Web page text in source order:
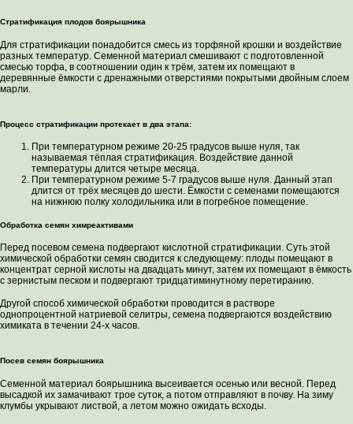
Стратификация плодов боярышника
Для стратификации понадобится смесь из торфяной крошки и воздействие
разных температур. Семенной материал смешивают с подготовленной
смесью торфа, в соотношении один к трём, затем их помещают в
деревянные ёмкости с дренажными отверстиями покрытыми двойным слоем
марли.
Процесс стратификации протекает в два этапа:
При температурном режиме 20-25 градусов выше нуля, так
называемая тёплая стратификация. Воздействие данной
температуры длится четыре месяца.
При температурном режиме 5-7 градусов выше нуля. Данный этап
длится от трёх месяцев до шести. Ёмкости с семенами помещаются
на нижнюю полку холодильника или в погребное помещение.
Обработка семян химреактивами
Перед посевом семена подвергают кислотной стратификации. Суть этой
химической обработки семян сводится к следующему: плоды помещают в
концентрат серной кислоты на двадцать минут, затем их помещают в ёмкость
с зернистым песком и подвергают тридцатиминутному перетиранию.
Другой способ химической обработки проводится в растворе
однопроцентной натриевой селитры, семена подвергаются воздействию
химиката в течении 24-х часов.
Посев семян боярышника
Семенной материал боярышника высеивается осенью или весной. Перед
высадкой их замачивают трое суток, а потом отправляют в почву. На зиму
клумбы укрывают листвой, а летом можно ожидать всходы.